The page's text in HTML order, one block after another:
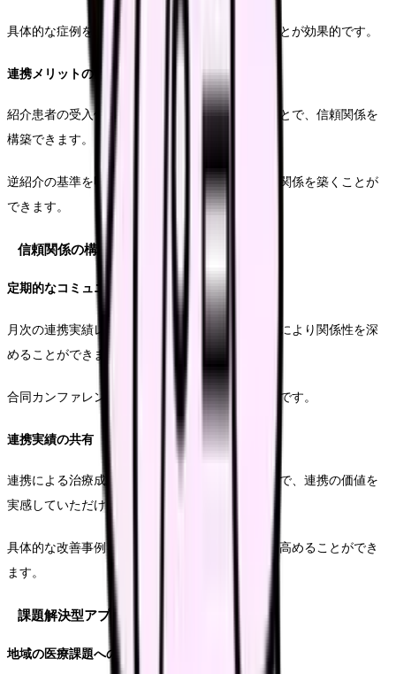
具体的な症例を想定した連携フローを提示することが効果的です。
連携メリットの明確化
紹介患者の受入体制や診療実績を具体的に示すことで、信頼関係を
構築できます。
逆紹介の基準を明確にすることで、継続的な連携関係を築くことが
できます。
信頼関係の構築
定期的なコミュニケーション
月次の連携実績レポートの送付や、定期的な訪問により関係性を深
めることができます。
合同カンファレンスや症例検討会の開催も効果的です。
連携実績の共有
連携による治療成績や患者満足度を共有することで、連携の価値を
実感していただけます。
具体的な改善事例を共有することで、連携の質を高めることができ
ます。
課題解決型アプローチ
地域の医療課題への対応